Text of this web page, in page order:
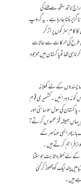
ناتھ سنگھ سے ملنے کی
بنتا جا رہا ہے۔ یہ گروپ
کام سڑکوں پر اتر کر
طرح کی حرکات سے حالات
تھا توپاکستان میں موجود
پسندوں کے لئے کھلا نہ
نہ دہرائیں۔کشمیری قو م
پاکستان کی سول سوسائٹی اور
ہمیشہ فخر محسوس کرتے آ
پھر انہی عناصر کے
فراہم کرتے ہیں۔
لئے خطرہ ثابت ہوسکتا
چند ایک کو چھوڑ کر کئی
ہیں۔